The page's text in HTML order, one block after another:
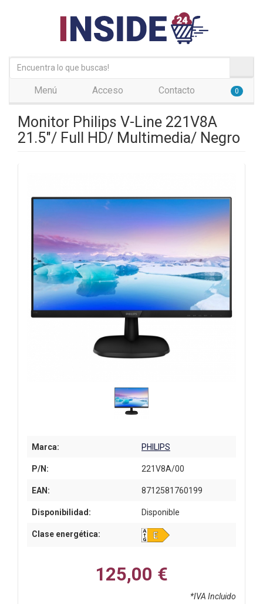
Menú Acceso Contacto 0
Monitor Philips V-Line 221V8A
21.5"/ Full HD/ Multimedia/ Negro
Marca: PHILIPS
P/N: 221V8A/00
EAN: 8712581760199
Disponibilidad: Disponible
Clase energética:
125,00 €
*IVA Incluido